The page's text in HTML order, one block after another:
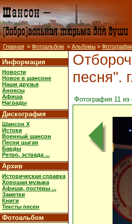
Главная » Фотоальбом » Альбомы »
Информация
Новости
Новое в шансоне
Наши друзья
Анонсы
Афиша
Награды
Дискография
Шансон X
Истоки
Военный шансон
Песни цыган
Барды
Ретро, эстрада ...
Архив
Историческая справка
Хорошая музыка
Афиши, постеры ...
Заметки
Книги
Тексты песен
Фотоальбом
песня".
Фотография 11 из